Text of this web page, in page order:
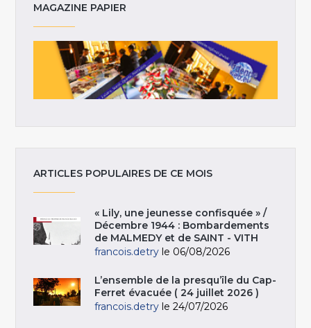
MAGAZINE PAPIER
ARTICLES POPULAIRES DE CE MOIS
« Lily, une jeunesse confisquée » /
Décembre 1944 : Bombardements
de MALMEDY et de SAINT - VITH
francois.detry le 06/08/2026
L’ensemble de la presqu’île du Cap-
Ferret évacuée ( 24 juillet 2026 )
francois.detry le 24/07/2026